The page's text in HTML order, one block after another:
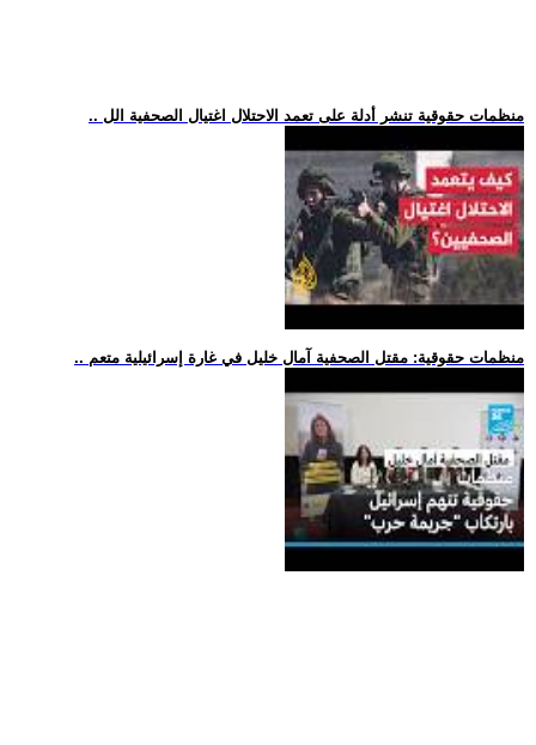
.. منظمات حقوقية تنشر أدلة على تعمد الاحتلال اغتيال الصحفية الل
.. منظمات حقوقية: مقتل الصحفية آمال خليل في غارة إسرائيلية متعم